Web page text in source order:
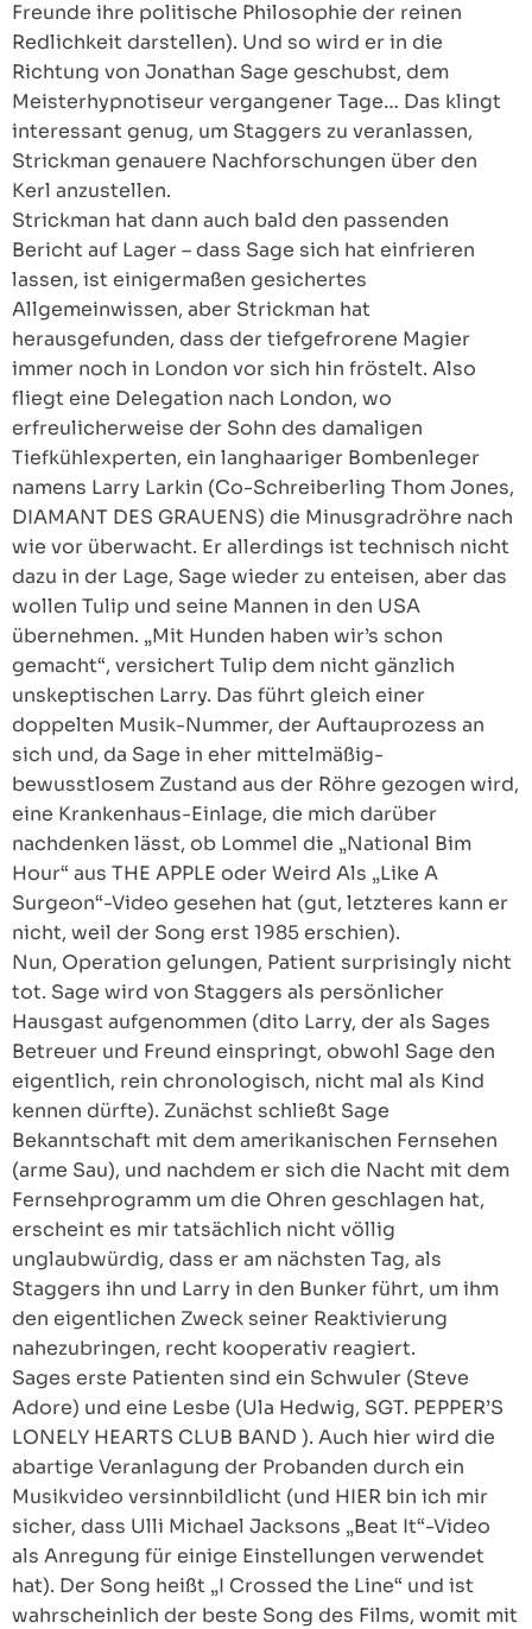
Freunde ihre politische Philosophie der reinen
Redlichkeit darstellen). Und so wird er in die
Richtung von Jonathan Sage geschubst, dem
Meisterhypnotiseur vergangener Tage… Das klingt
interessant genug, um Staggers zu veranlassen,
Strickman genauere Nachforschungen über den
Kerl anzustellen.
Strickman hat dann auch bald den passenden
Bericht auf Lager – dass Sage sich hat einfrieren
lassen, ist einigermaßen gesichertes
Allgemeinwissen, aber Strickman hat
herausgefunden, dass der tiefgefrorene Magier
immer noch in London vor sich hin fröstelt. Also
fliegt eine Delegation nach London, wo
erfreulicherweise der Sohn des damaligen
Tiefkühlexperten, ein langhaariger Bombenleger
namens Larry Larkin (Co-Schreiberling Thom Jones,
DIAMANT DES GRAUENS) die Minusgradröhre nach
wie vor überwacht. Er allerdings ist technisch nicht
dazu in der Lage, Sage wieder zu enteisen, aber das
wollen Tulip und seine Mannen in den USA
übernehmen. „Mit Hunden haben wir’s schon
gemacht“, versichert Tulip dem nicht gänzlich
unskeptischen Larry. Das führt gleich einer
doppelten Musik-Nummer, der Auftauprozess an
sich und, da Sage in eher mittelmäßig-
bewusstlosem Zustand aus der Röhre gezogen wird,
eine Krankenhaus-Einlage, die mich darüber
nachdenken lässt, ob Lommel die „National Bim
Hour“ aus THE APPLE oder Weird Als „Like A
Surgeon“-Video gesehen hat (gut, letzteres kann er
nicht, weil der Song erst 1985 erschien).
Nun, Operation gelungen, Patient surprisingly nicht
tot. Sage wird von Staggers als persönlicher
Hausgast aufgenommen (dito Larry, der als Sages
Betreuer und Freund einspringt, obwohl Sage den
eigentlich, rein chronologisch, nicht mal als Kind
kennen dürfte). Zunächst schließt Sage
Bekanntschaft mit dem amerikanischen Fernsehen
(arme Sau), und nachdem er sich die Nacht mit dem
Fernsehprogramm um die Ohren geschlagen hat,
erscheint es mir tatsächlich nicht völlig
unglaubwürdig, dass er am nächsten Tag, als
Staggers ihn und Larry in den Bunker führt, um ihm
den eigentlichen Zweck seiner Reaktivierung
nahezubringen, recht kooperativ reagiert.
Sages erste Patienten sind ein Schwuler (Steve
Adore) und eine Lesbe (Ula Hedwig, SGT. PEPPER’S
LONELY HEARTS CLUB BAND ). Auch hier wird die
abartige Veranlagung der Probanden durch ein
Musikvideo versinnbildlicht (und HIER bin ich mir
sicher, dass Ulli Michael Jacksons „Beat It“-Video
als Anregung für einige Einstellungen verwendet
hat). Der Song heißt „I Crossed the Line“ und ist
wahrscheinlich der beste Song des Films, womit mit